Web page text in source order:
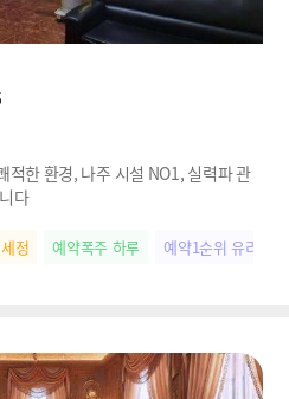
한 환경, 나주 시설 NO1, 실력파 관
다
정 예약폭주 하루 예약1순위 유리